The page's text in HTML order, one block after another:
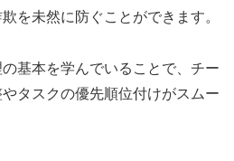
を未然に防ぐことができます。
基本を学んでいることで、チー
タスクの優先順位付けがスムー